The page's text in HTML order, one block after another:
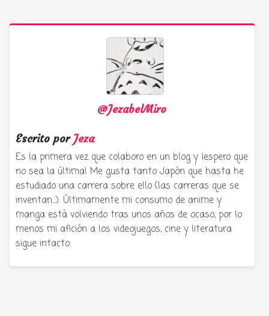
@JezabelMiro
Escrito por Jeza
Es la primera vez que colaboro en un blog y ¡espero que
no sea la última! Me gusta tanto Japón que hasta he
estudiado una carrera sobre ello (las carreras que se
inventan...). Últimamente mi consumo de anime y
manga está volviendo tras unos años de ocaso, por lo
menos mi afición a los videojuegos, cine y literatura
sigue intacto.